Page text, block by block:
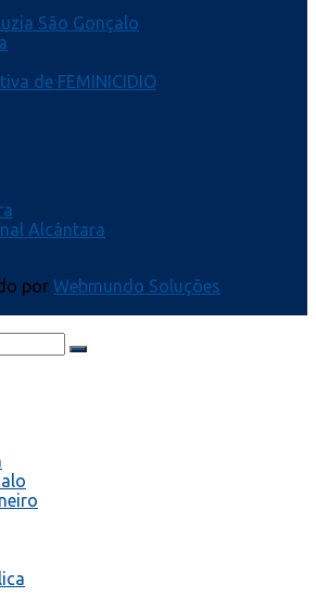
São Gonçalo
de FEMINICIDIO
Alcântara
por Webmundo Soluções